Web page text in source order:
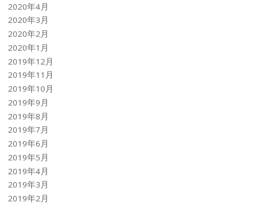
2020年4月
2020年3月
2020年2月
2020年1月
2019年12月
2019年11月
2019年10月
2019年9月
2019年8月
2019年7月
2019年6月
2019年5月
2019年4月
2019年3月
2019年2月